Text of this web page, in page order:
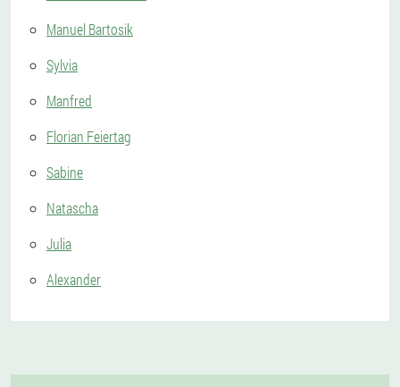
Manuel Bartosik
Sylvia
Manfred
Florian Feiertag
Sabine
Natascha
Julia
Alexander